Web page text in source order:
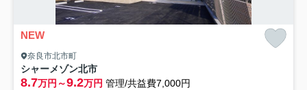
NEW
奈良市北市町
シャーメゾン北市
8.7万円～9.2万円 管理/共益費7,000円